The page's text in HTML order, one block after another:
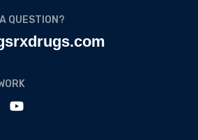
QUESTION?